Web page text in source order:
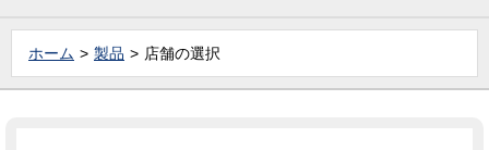
ホーム 製品 店舗の選択